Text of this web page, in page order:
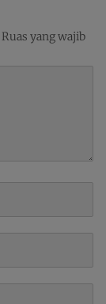
Ruas yang wajib